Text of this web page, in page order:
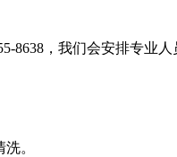
8638，我们会安排专业人
。